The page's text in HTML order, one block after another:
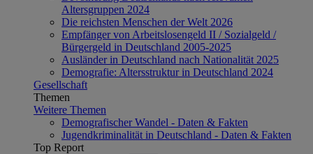
Altersgruppen 2024
Die reichsten Menschen der Welt 2026
Empfänger von Arbeitslosengeld II / Sozialgeld /
Bürgergeld in Deutschland 2005-2025
Ausländer in Deutschland nach Nationalität 2025
Demografie: Altersstruktur in Deutschland 2024
Gesellschaft
Themen
Weitere Themen
Demografischer Wandel - Daten & Fakten
Jugendkriminalität in Deutschland - Daten & Fakten
Top Report